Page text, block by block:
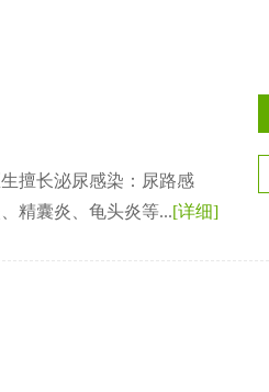
擅长泌尿感染：尿路感
精囊炎、龟头炎等...[详细]